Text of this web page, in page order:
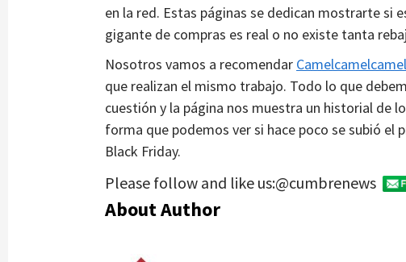
en la red. Estas páginas se dedican mostrarte si
gigante de compras es real o no existe tanta
Nosotros vamos a recomendar Camelcamelcamel
que realizan el mismo trabajo. Todo lo que
cuestión y la página nos muestra un historial de
forma que podemos ver si hace poco se subió el
Black Friday.
Please follow and like us:@cumbrenews
About Author